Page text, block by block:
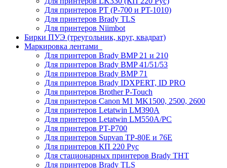
Для принтеров PT (P-700 и PT-1010)
Для принтеров Brady TLS
Для принтеров Niimbot
Бирки ПУЭ (треугольник, круг, квадрат)
Маркировка лентами
Для принтеров Brady BMP 21 и 210
Для принтеров Brady BMP 41/51/53
Для принтеров Brady BMP 71
Для принтеров Brady IDXPERT, ID PRO
Для принтеров Brother P-Touch
Для принтеров Canon M1 MK1500, 2500, 2600
Для принтеров Letatwin LM390A
Для принтеров Letatwin LM550A/PC
Для принтеров PT-P700
Для принтеров Supvan TP-80E и 76E
Для принтеров КП 220 Рус
Для стационарных принтеров Brady THT
Для принтеров Brady TLS